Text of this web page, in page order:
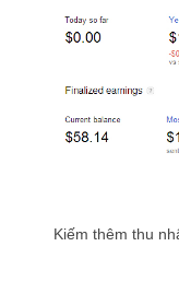
Kiếm thêm thu